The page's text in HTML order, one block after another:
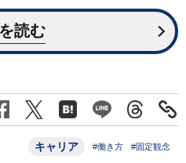
読む
キャリア #働き方 #固定観念